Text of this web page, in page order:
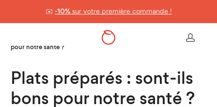
content
✉️ -10%sur votre première commande !
Panier
Nos conseils & astuces
Plats préparés : sont-ils bons
pour notre santé ?
Plats préparés : sont-ils
bons pour notre santé ?